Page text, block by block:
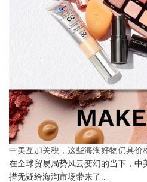
中美互加关税，这些海淘好物仍具价
在全球贸易局势风云变幻的当下，中
措无疑给海淘市场带来了..